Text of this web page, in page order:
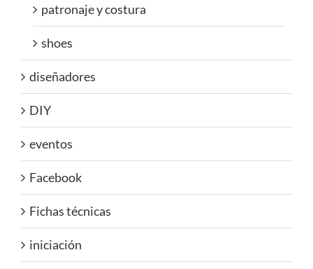
patronaje y costura
shoes
diseñadores
DIY
eventos
Facebook
Fichas técnicas
iniciación